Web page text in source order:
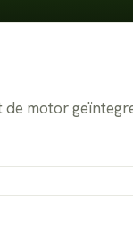
motor